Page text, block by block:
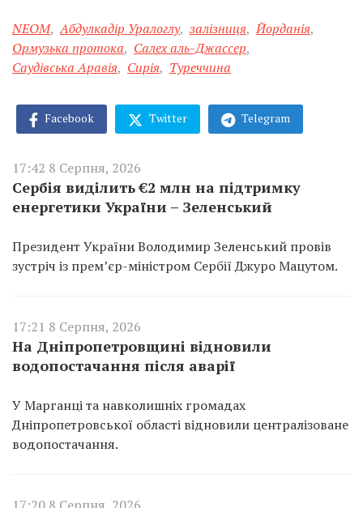
NEOM, Абдулкадір Уралоглу, залізниця, Йорданія,
Ормузька протока, Салех аль-Джассер,
Саудівська Аравія, Сирія, Туреччина
Facebook Twitter Telegram
17:42 8 Серпня, 2026
Сербія виділить €2 млн на підтримку
енергетики України – Зеленський
Президент України Володимир Зеленський провів
зустріч із прем’єр-міністром Сербії Джуро Мацутом.
17:21 8 Серпня, 2026
На Дніпропетровщині відновили
водопостачання після аварії
У Марганці та навколишніх громадах
Дніпропетровської області відновили централізоване
водопостачання.